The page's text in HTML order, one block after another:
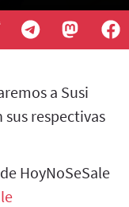
a Susi
respectivas
HoyNoSeSale